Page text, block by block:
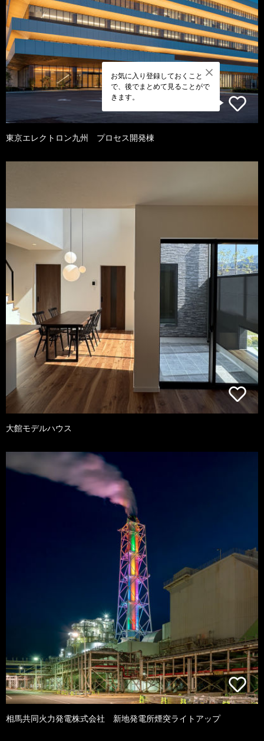
お気に入り登録しておくこと
で、後でまとめて見ることがで
きます。
東京エレクトロン九州 プロセス開発棟
大館モデルハウス
相馬共同火力発電株式会社 新地発電所煙突ライトアップ